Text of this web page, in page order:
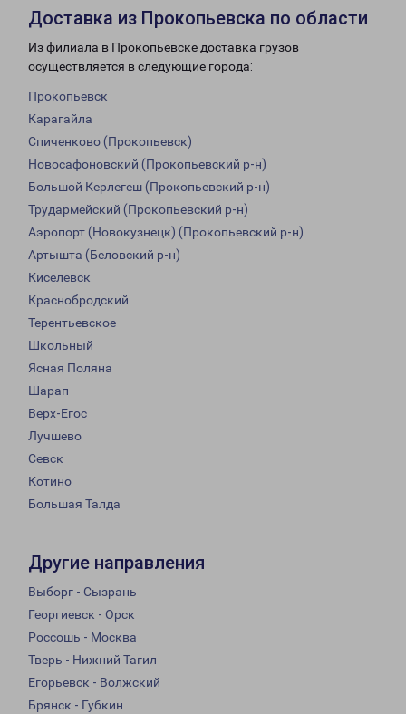
Доставка из Прокопьевска по области
Из филиала в Прокопьевске доставка грузов
осуществляется в следующие города:
Прокопьевск
Карагайла
Спиченково (Прокопьевск)
Новосафоновский (Прокопьевский р-н)
Большой Керлегеш (Прокопьевский р-н)
Трудармейский (Прокопьевский р-н)
Аэропорт (Новокузнецк) (Прокопьевский р-н)
Артышта (Беловский р-н)
Киселевск
Краснобродский
Терентьевское
Школьный
Ясная Поляна
Шарап
Верх-Егос
Лучшево
Севск
Котино
Большая Талда
Другие направления
Выборг - Сызрань
Георгиевск - Орск
Россошь - Москва
Тверь - Нижний Тагил
Егорьевск - Волжский
Брянск - Губкин